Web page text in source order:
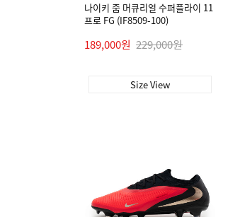
나이키 줌 머큐리얼 수퍼플라이 11
프로 FG (IF8509-100)
189,000원 229,000원
Size View